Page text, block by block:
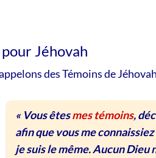
Jéhovah
des Témoins de
« Vous êtesmes témoins,
afin que vous me
je suis le même. Aucun Dieu